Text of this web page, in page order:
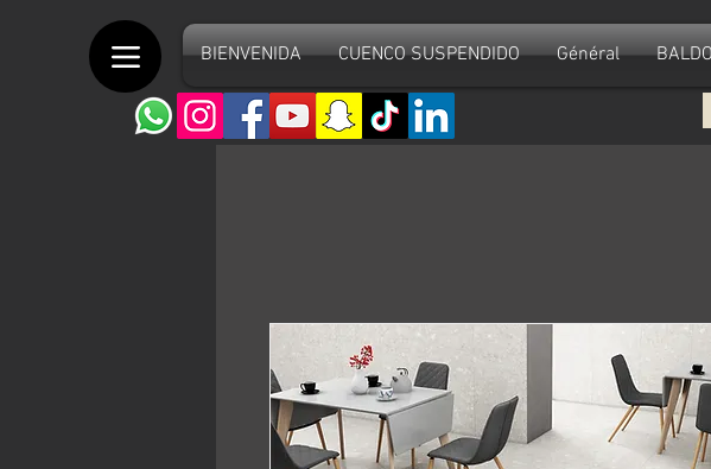
BIENVENIDA CUENCO SUSPENDIDO Général